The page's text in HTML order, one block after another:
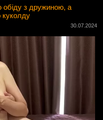
обіду з дружиною, а
куколду
30.07.2024